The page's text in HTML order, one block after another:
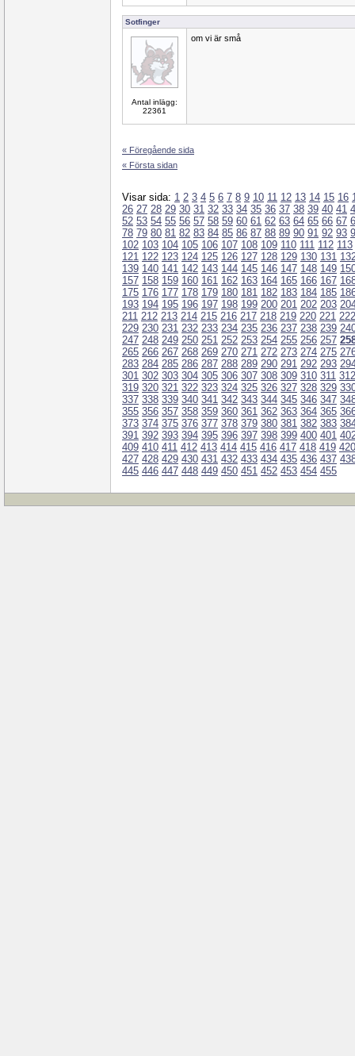
Sotfinger
Antal inlägg:
22361
om vi är små
« Föregående sida
« Första sidan
Visar sida: 1 2 3 4 5 6 7 8 9 10 11 12 13 14 15 16
26 27 28 29 30 31 32 33 34 35 36 37 38 39 40 41
52 53 54 55 56 57 58 59 60 61 62 63 64 65 66 67
78 79 80 81 82 83 84 85 86 87 88 89 90 91 92 93
102 103 104 105 106 107 108 109 110 111 112 113
121 122 123 124 125 126 127 128 129 130 131
139 140 141 142 143 144 145 146 147 148 149
157 158 159 160 161 162 163 164 165 166 167
175 176 177 178 179 180 181 182 183 184 185
193 194 195 196 197 198 199 200 201 202 203
211 212 213 214 215 216 217 218 219 220 221 222
229 230 231 232 233 234 235 236 237 238 239
247 248 249 250 251 252 253 254 255 256 257
265 266 267 268 269 270 271 272 273 274 275
283 284 285 286 287 288 289 290 291 292 293
301 302 303 304 305 306 307 308 309 310 311 312
319 320 321 322 323 324 325 326 327 328 329
337 338 339 340 341 342 343 344 345 346 347
355 356 357 358 359 360 361 362 363 364 365
373 374 375 376 377 378 379 380 381 382 383
391 392 393 394 395 396 397 398 399 400 401
409 410 411 412 413 414 415 416 417 418 419 420
427 428 429 430 431 432 433 434 435 436 437
445 446 447 448 449 450 451 452 453 454 455